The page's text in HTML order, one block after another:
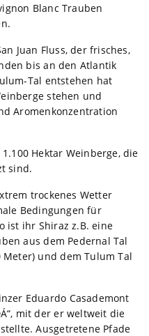
Blanc Trauben
Juan Fluss, der frisches,
bis an den Atlantik
Tal entstehen hat
stehen und
Aromenkonzentration
Hektar Weinberge, die
sind.
trockenes Wetter
Bedingungen für
ist ihr Shiraz z.B. eine
aus dem Pedernal Tal
Meter) und dem Tulum Tal
Eduardo Casademont
mit der er weltweit die
Ausgetretene Pfade